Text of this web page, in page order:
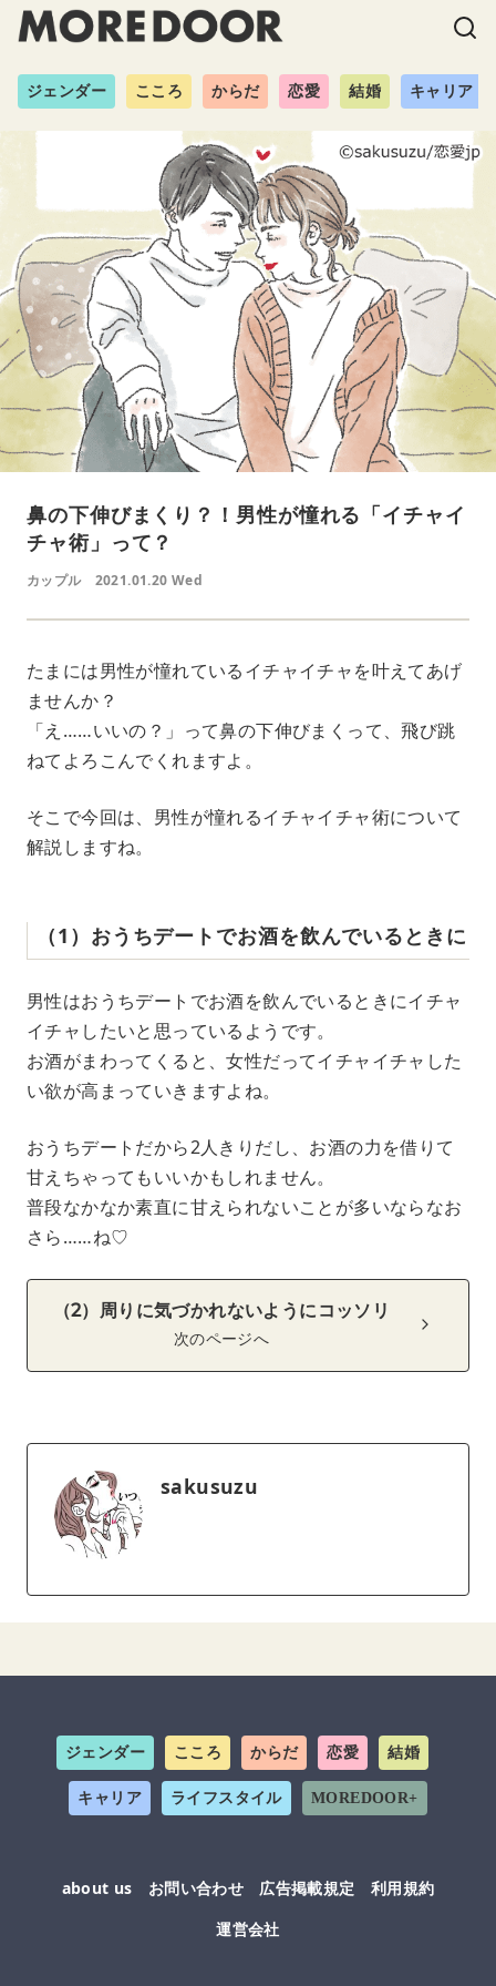
ジェンダー こころ からだ 恋愛 結婚 キャリア
鼻の下伸びまくり？！男性が憧れる「イチャイ
チャ術」って？
カップル 2021.01.20 Wed
たまには男性が憧れているイチャイチャを叶えてあげ
ませんか？
「え……いいの？」って鼻の下伸びまくって、飛び跳
ねてよろこんでくれますよ。
そこで今回は、男性が憧れるイチャイチャ術について
解説しますね。
（1）おうちデートでお酒を飲んでいるときに
男性はおうちデートでお酒を飲んでいるときにイチャ
イチャしたいと思っているようです。
お酒がまわってくると、女性だってイチャイチャした
い欲が高まっていきますよね。
おうちデートだから2人きりだし、お酒の力を借りて
甘えちゃってもいいかもしれません。
普段なかなか素直に甘えられないことが多いならなお
さら……ね♡
（2）周りに気づかれないようにコッソリ
次のページへ
sakusuzu
ジェンダー こころ からだ 恋愛 結婚
キャリア ライフスタイル MOREDOOR+
about us お問い合わせ 広告掲載規定
利用規約
運営会社